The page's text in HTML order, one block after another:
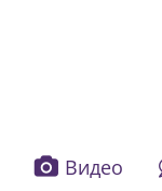
Видео